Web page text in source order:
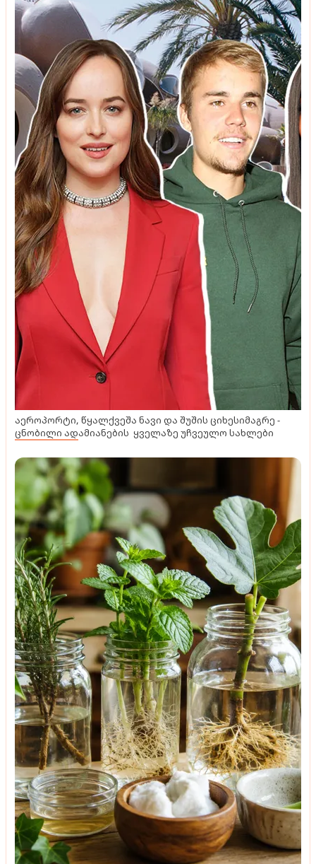
აეროპორტი, წყალქვეშა ნავი და შუშის ციხესიმაგრე -
ცნობილი ადამიანების ყველაზე უჩვეულო სახლები